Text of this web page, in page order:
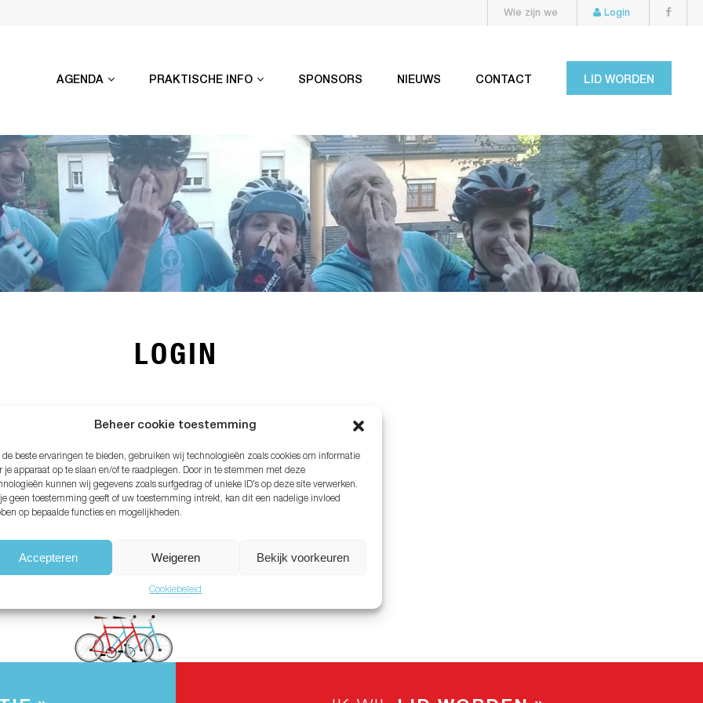
Beheer cookie toestemming
de beste ervaringen te bieden, gebruiken wij technologieën zoals cookies om informatie
je apparaat op te slaan en/of te raadplegen. Door in te stemmen met deze
kunnen wij gegevens zoals surfgedrag of unieke ID's op deze site verwerken.
geen toestemming geeft of uw toestemming intrekt, kan dit een nadelige invloed
op bepaalde functies en mogelijkheden.
Accepteren Weigeren Bekijk voorkeuren
Cookiebeleid
Wie zijn we Login
AGENDA PRAKTISCHE INFO SPONSORS NIEUWS CONTACT LID WORDEN
LOGIN
vergeten?